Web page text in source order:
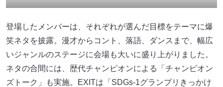
登場したメンバーは、それぞれが選んだ目標をテーマに爆
笑ネタを披露。漫才からコント、落語、ダンスまで、幅広
いジャンルのステージに会場も大いに盛り上がりました。
ネタの合間には、歴代チャンピオンによる「チャンピオン
ズトーク」も実施。EXITは「SDGs-1グランプリきっかけ